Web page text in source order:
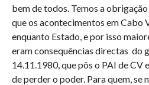
bem de todos. Temos a
que os acontecimentos em Cabo
enquanto Estado, e por isso
eram consequências directas do
14.11.1980, que pôs o PAI de CV
de perder o poder. Para quem, se